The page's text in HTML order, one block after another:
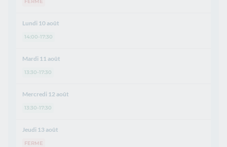
Lundi 10 août
14:00-17:30
Mardi 11 août
13:30-17:30
Mercredi 12 août
13:30-17:30
Jeudi 13 août
FERME